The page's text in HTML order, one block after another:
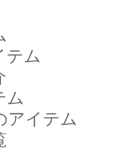
テム
ム
アイテム